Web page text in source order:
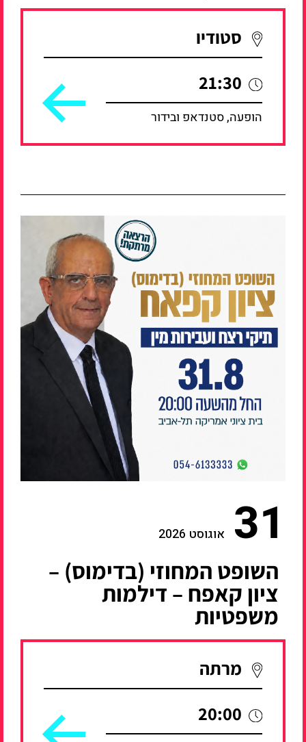
סטודיו
21:30
הופעה, סטנדאפ ובידור
31 אוגוסט 2026
השופט המחוזי (בדימוס) –
ציון קאפח – דילמות
משפטיות
מרתה
20:00